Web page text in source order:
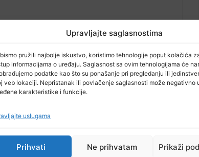
Upravljajte saglasnostima
pružili najbolje iskustvo, koristimo tehnologije poput kolačića
informacijama o uređaju. Saglasnost sa ovim tehnologijama će
podatke kao što su ponašanje pri pregledanju ili
veb lokaciji. Nepristanak ili povlačenje saglasnosti može negativno
karakteristike i funkcije.
uslugama
Prihvati Ne prihvatam Prikaži
18 Maja, 2026
Kiseljaku uhapšen